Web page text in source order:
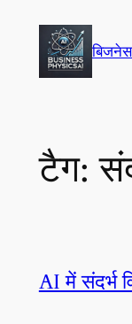
टैग:
AI में संदर्भ